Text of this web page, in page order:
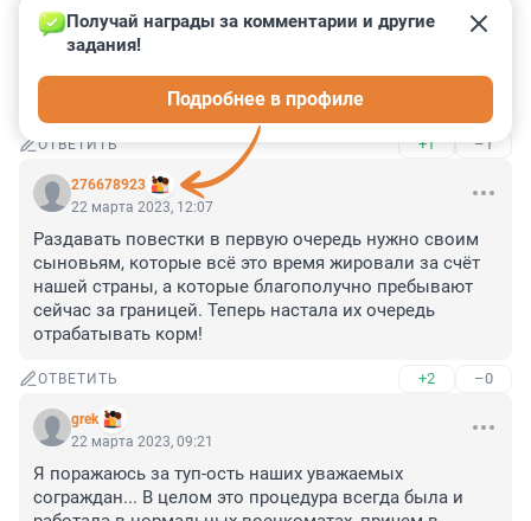
ОТВЕТИТЬ –0
Гость
ОТВЕТИТЬ +1 –1
276678923
Получай награды за комментарии и другие
задания!
Подробнее в профиле
22 марта 2023, 12:07
Раздавать повестки в первую очередь нужно своим
сыновьям, которые всё это время жировали за счёт
нашей страны, а которые благополучно пребывают
сейчас за границей. Теперь настала их очередь
отрабатывать корм!
ОТВЕТИТЬ +2 –0
grek
22 марта 2023, 09:21
Я поражаюсь за туп-ость наших уважаемых
сограждан... В целом это процедура всегда была и